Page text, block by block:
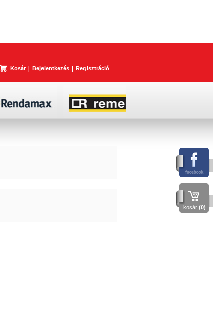
kosár (0)
Kosár Bejelentkezés Regisztráció